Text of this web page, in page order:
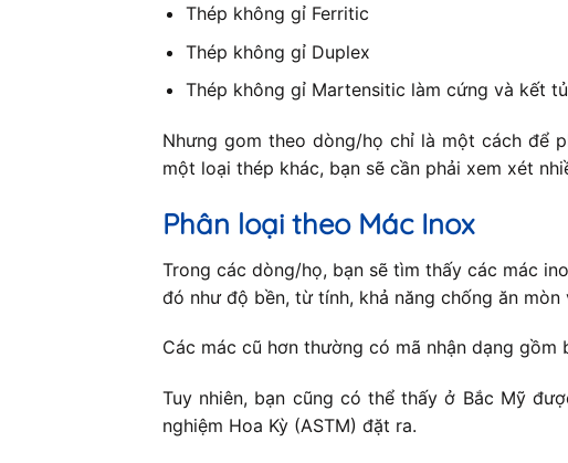
Thép không gỉ Ferritic
Thép không gỉ Duplex
Thép không gỉ Martensitic làm cứng và kết
Nhưng gom theo dòng/họ chỉ là một cách để
một loại thép khác, bạn sẽ cần phải xem xét
Phân loại theo Mác Inox
Trong các dòng/họ, bạn sẽ tìm thấy các mác
đó như độ bền, từ tính, khả năng chống ăn mòn
Các mác cũ hơn thường có mã nhận dạng
Tuy nhiên, bạn cũng có thể thấy ở Bắc Mỹ
nghiệm Hoa Kỳ (ASTM) đặt ra.